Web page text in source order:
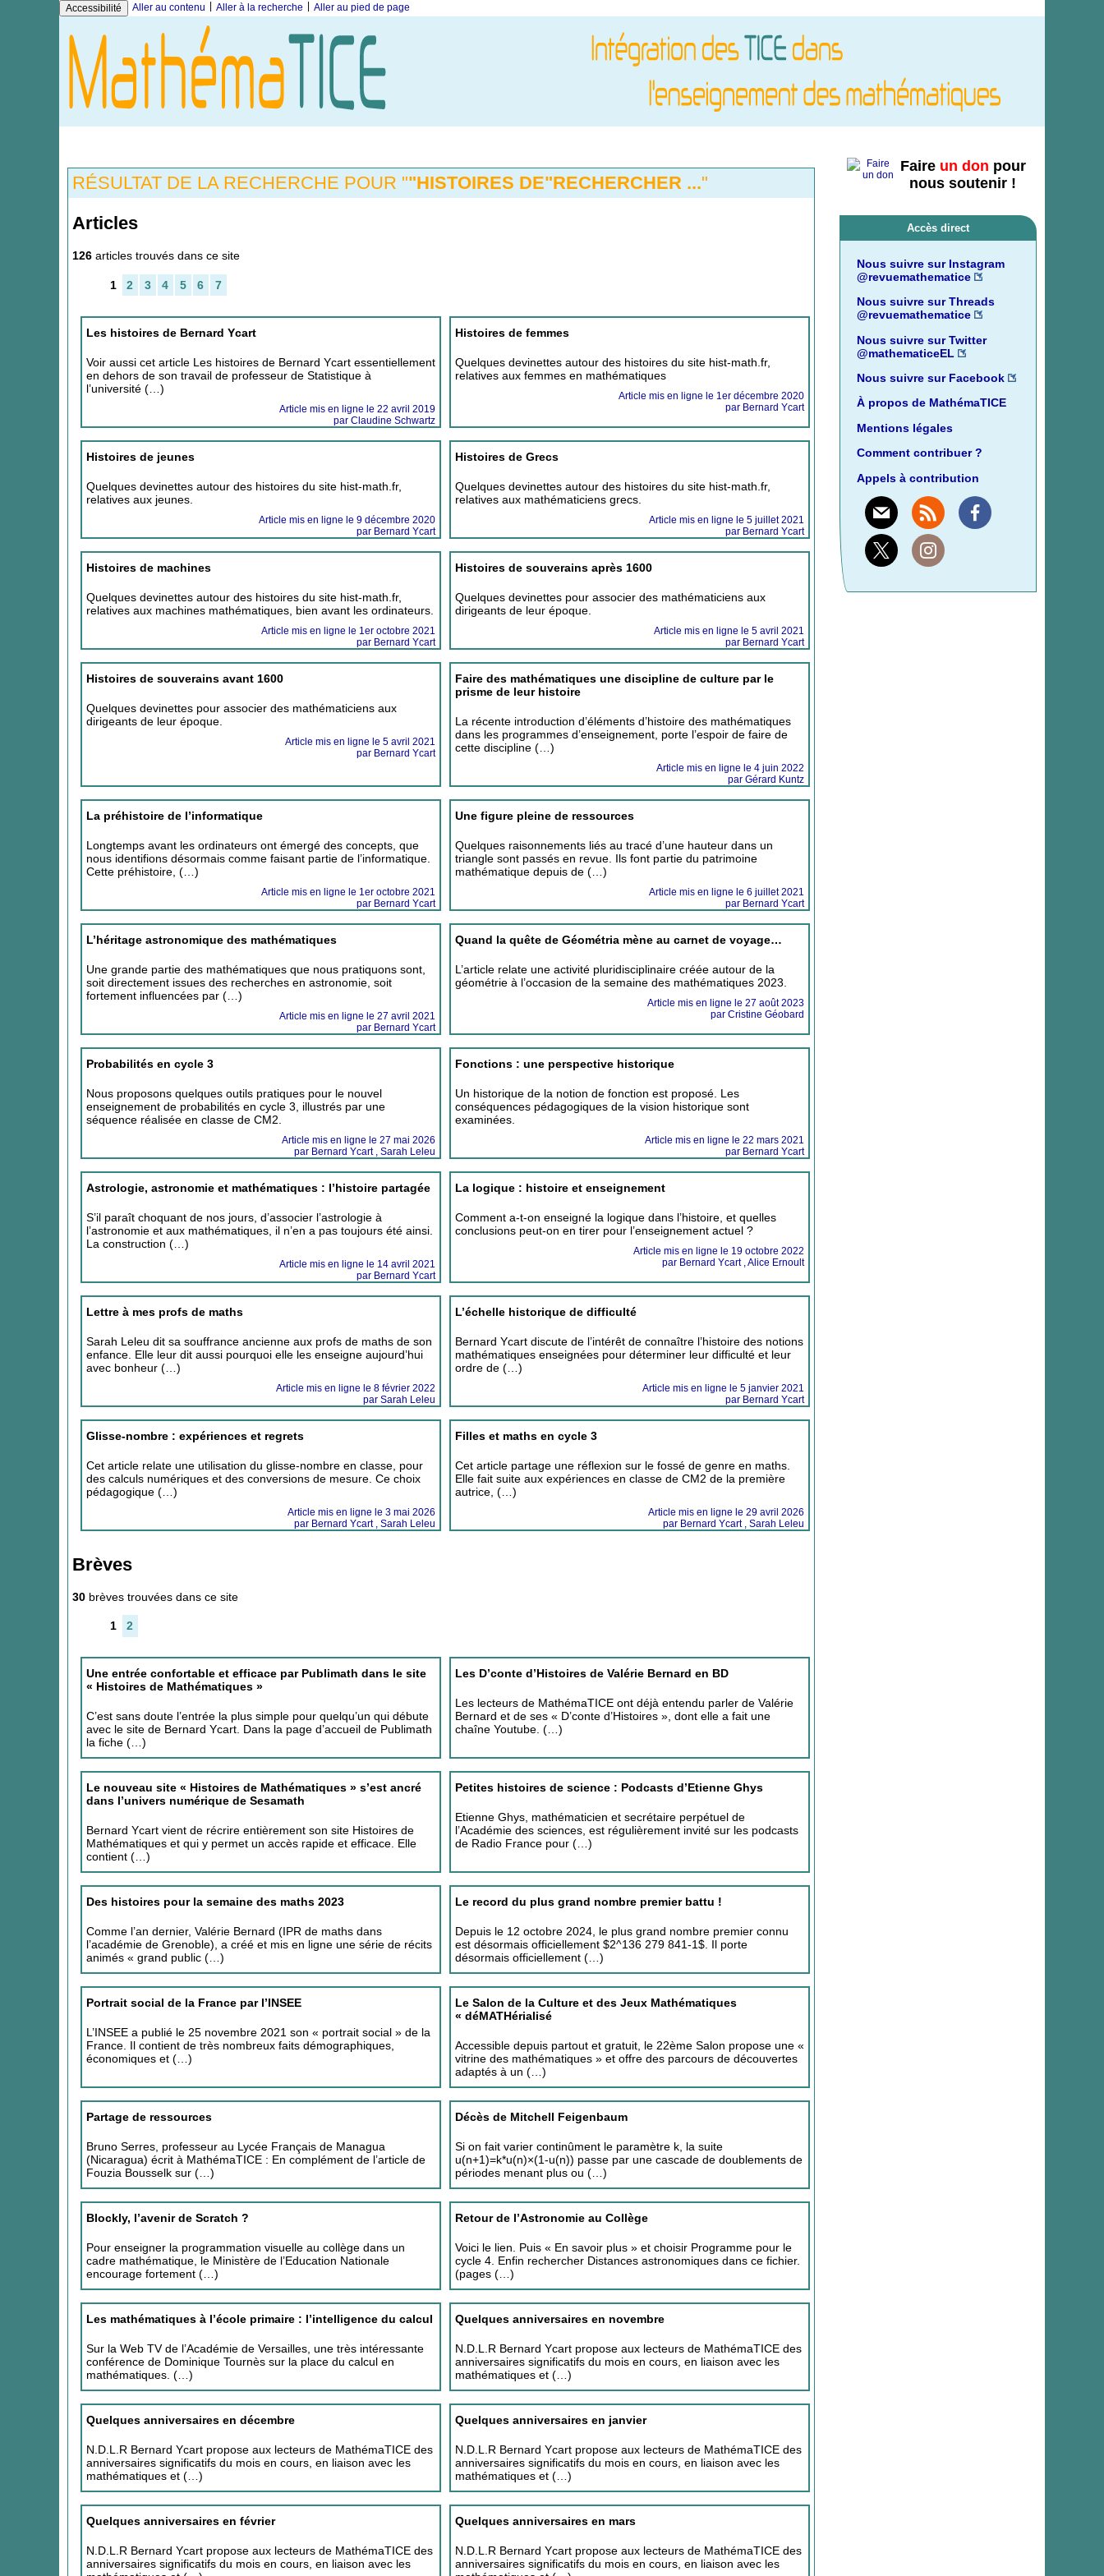
Accessibilité Aller au contenu Aller à la recherche Aller au pied de page
RÉSULTAT DE LA RECHERCHE POUR ""HISTOIRES DE"RECHERCHER ..."
Articles
126 articles trouvés dans ce site
1 2 3 4 5 6 7
Les histoires de Bernard Ycart
Voir aussi cet article Les histoires de Bernard Ycart essentiellement
en dehors de son travail de professeur de Statistique à
l’université (…)
Article mis en ligne le 22 avril 2019
par Claudine Schwartz
Histoires de femmes
Quelques devinettes autour des histoires du site hist-math.fr,
relatives aux femmes en mathématiques
Article mis en ligne le 1er décembre 2020
par Bernard Ycart
Histoires de jeunes
Quelques devinettes autour des histoires du site hist-math.fr,
relatives aux jeunes.
Article mis en ligne le 9 décembre 2020
par Bernard Ycart
Histoires de Grecs
Quelques devinettes autour des histoires du site hist-math.fr,
relatives aux mathématiciens grecs.
Article mis en ligne le 5 juillet 2021
par Bernard Ycart
Histoires de machines
Quelques devinettes autour des histoires du site hist-math.fr,
relatives aux machines mathématiques, bien avant les ordinateurs.
Article mis en ligne le 1er octobre 2021
par Bernard Ycart
Histoires de souverains après 1600
Quelques devinettes pour associer des mathématiciens aux
dirigeants de leur époque.
Article mis en ligne le 5 avril 2021
par Bernard Ycart
Histoires de souverains avant 1600
Quelques devinettes pour associer des mathématiciens aux
dirigeants de leur époque.
Article mis en ligne le 5 avril 2021
par Bernard Ycart
Faire des mathématiques une discipline de culture par le
prisme de leur histoire
La récente introduction d’éléments d’histoire des mathématiques
dans les programmes d’enseignement, porte l’espoir de faire de
cette discipline (…)
Article mis en ligne le 4 juin 2022
par Gérard Kuntz
La préhistoire de l’informatique
Longtemps avant les ordinateurs ont émergé des concepts, que
nous identifions désormais comme faisant partie de l’informatique.
Cette préhistoire, (…)
Article mis en ligne le 1er octobre 2021
par Bernard Ycart
Une figure pleine de ressources
Quelques raisonnements liés au tracé d’une hauteur dans un
triangle sont passés en revue. Ils font partie du patrimoine
mathématique depuis de (…)
Article mis en ligne le 6 juillet 2021
par Bernard Ycart
L’héritage astronomique des mathématiques
Une grande partie des mathématiques que nous pratiquons sont,
soit directement issues des recherches en astronomie, soit
fortement influencées par (…)
Article mis en ligne le 27 avril 2021
par Bernard Ycart
Quand la quête de Géométria mène au carnet de voyage…
L’article relate une activité pluridisciplinaire créée autour de la
géométrie à l’occasion de la semaine des mathématiques 2023.
Article mis en ligne le 27 août 2023
par Cristine Géobard
Probabilités en cycle 3
Nous proposons quelques outils pratiques pour le nouvel
enseignement de probabilités en cycle 3, illustrés par une
séquence réalisée en classe de CM2.
Article mis en ligne le 27 mai 2026
par Bernard Ycart , Sarah Leleu
Fonctions : une perspective historique
Un historique de la notion de fonction est proposé. Les
conséquences pédagogiques de la vision historique sont
examinées.
Article mis en ligne le 22 mars 2021
par Bernard Ycart
Astrologie, astronomie et mathématiques : l’histoire partagée
S’il paraît choquant de nos jours, d’associer l’astrologie à
l’astronomie et aux mathématiques, il n’en a pas toujours été ainsi.
La construction (…)
Article mis en ligne le 14 avril 2021
par Bernard Ycart
La logique : histoire et enseignement
Comment a-t-on enseigné la logique dans l’histoire, et quelles
conclusions peut-on en tirer pour l’enseignement actuel ?
Article mis en ligne le 19 octobre 2022
par Bernard Ycart , Alice Ernoult
Lettre à mes profs de maths
Sarah Leleu dit sa souffrance ancienne aux profs de maths de son
enfance. Elle leur dit aussi pourquoi elle les enseigne aujourd’hui
avec bonheur (…)
Article mis en ligne le 8 février 2022
par Sarah Leleu
L’échelle historique de difficulté
Bernard Ycart discute de l’intérêt de connaître l’histoire des notions
mathématiques enseignées pour déterminer leur difficulté et leur
ordre de (…)
Article mis en ligne le 5 janvier 2021
par Bernard Ycart
Glisse-nombre : expériences et regrets
Cet article relate une utilisation du glisse-nombre en classe, pour
des calculs numériques et des conversions de mesure. Ce choix
pédagogique (…)
Article mis en ligne le 3 mai 2026
par Bernard Ycart , Sarah Leleu
Filles et maths en cycle 3
Cet article partage une réflexion sur le fossé de genre en maths.
Elle fait suite aux expériences en classe de CM2 de la première
autrice, (…)
Article mis en ligne le 29 avril 2026
par Bernard Ycart , Sarah Leleu
Brèves
30 brèves trouvées dans ce site
1 2
Une entrée confortable et efficace par Publimath dans le site
« Histoires de Mathématiques »
C’est sans doute l’entrée la plus simple pour quelqu’un qui débute
avec le site de Bernard Ycart. Dans la page d’accueil de Publimath
la fiche (…)
Les D’conte d’Histoires de Valérie Bernard en BD
Les lecteurs de MathémaTICE ont déjà entendu parler de Valérie
Bernard et de ses « D’conte d’Histoires », dont elle a fait une
chaîne Youtube. (…)
Le nouveau site « Histoires de Mathématiques » s’est ancré
dans l’univers numérique de Sesamath
Bernard Ycart vient de récrire entièrement son site Histoires de
Mathématiques et qui y permet un accès rapide et efficace. Elle
contient (…)
Petites histoires de science : Podcasts d’Etienne Ghys
Etienne Ghys, mathématicien et secrétaire perpétuel de
l’Académie des sciences, est régulièrement invité sur les podcasts
de Radio France pour (…)
Des histoires pour la semaine des maths 2023
Comme l’an dernier, Valérie Bernard (IPR de maths dans
l’académie de Grenoble), a créé et mis en ligne une série de récits
animés « grand public (…)
Le record du plus grand nombre premier battu !
Depuis le 12 octobre 2024, le plus grand nombre premier connu
est désormais officiellement $2^136 279 841-1$. Il porte
désormais officiellement (…)
Portrait social de la France par l’INSEE
L’INSEE a publié le 25 novembre 2021 son « portrait social » de la
France. Il contient de très nombreux faits démographiques,
économiques et (…)
Le Salon de la Culture et des Jeux Mathématiques
« déMATHérialisé
Accessible depuis partout et gratuit, le 22ème Salon propose une «
vitrine des mathématiques » et offre des parcours de découvertes
adaptés à un (…)
Partage de ressources
Bruno Serres, professeur au Lycée Français de Managua
(Nicaragua) écrit à MathémaTICE : En complément de l’article de
Fouzia Bousselk sur (…)
Décès de Mitchell Feigenbaum
Si on fait varier continûment le paramètre k, la suite
u(n+1)=k*u(n)×(1-u(n)) passe par une cascade de doublements de
périodes menant plus ou (…)
Blockly, l’avenir de Scratch ?
Pour enseigner la programmation visuelle au collège dans un
cadre mathématique, le Ministère de l’Education Nationale
encourage fortement (…)
Retour de l’Astronomie au Collège
Voici le lien. Puis « En savoir plus » et choisir Programme pour le
cycle 4. Enfin rechercher Distances astronomiques dans ce fichier.
(pages (…)
Les mathématiques à l’école primaire : l’intelligence du calcul
Sur la Web TV de l’Académie de Versailles, une très intéressante
conférence de Dominique Tournès sur la place du calcul en
mathématiques. (…)
Quelques anniversaires en novembre
N.D.L.R Bernard Ycart propose aux lecteurs de MathémaTICE des
anniversaires significatifs du mois en cours, en liaison avec les
mathématiques et (…)
Quelques anniversaires en décembre
N.D.L.R Bernard Ycart propose aux lecteurs de MathémaTICE des
anniversaires significatifs du mois en cours, en liaison avec les
mathématiques et (…)
Quelques anniversaires en janvier
N.D.L.R Bernard Ycart propose aux lecteurs de MathémaTICE des
anniversaires significatifs du mois en cours, en liaison avec les
mathématiques et (…)
Quelques anniversaires en février
N.D.L.R Bernard Ycart propose aux lecteurs de MathémaTICE des
anniversaires significatifs du mois en cours, en liaison avec les
Quelques anniversaires en mars
N.D.L.R Bernard Ycart propose aux lecteurs de MathémaTICE des
anniversaires significatifs du mois en cours, en liaison avec les
Faire un don pour
nous soutenir !
Accès direct
Nous suivre sur Instagram
@revuemathematice
Nous suivre sur Threads
@revuemathematice
Nous suivre sur Twitter
@mathematiceEL
Nous suivre sur Facebook
À propos de MathémaTICE
Mentions légales
Comment contribuer ?
Appels à contribution
Mail Rss